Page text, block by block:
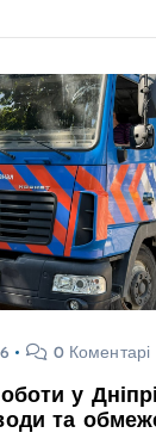
0 Коментарі
у
та